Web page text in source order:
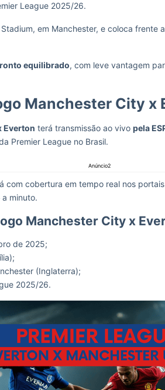
League 2025/26.
em Manchester, e coloca frente
equilibrado, com leve vantagem
Manchester City x
Everton terá transmissão ao vivo pela
Premier League no Brasil.
Anúncio2
com cobertura em tempo real nos portais
minuto.
Manchester City x
de 2025;
(Inglaterra);
2025/26.